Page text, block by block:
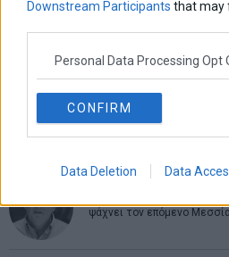
Downstream Participants that may
Personal Data Processing Opt
CONFIRM
Data Deletion Data
Εύη Φραγκάκη
Η αληθινή παιδεία ξεκινά
Σταματίνα Σταματάκου
Η βία κατά των ζώων δεν
Δημήτρης Καμπουράκης
ψάχνει τον επόμενο